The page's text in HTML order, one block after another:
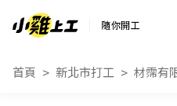
隨你開工
首頁 新北市打工 材霈有